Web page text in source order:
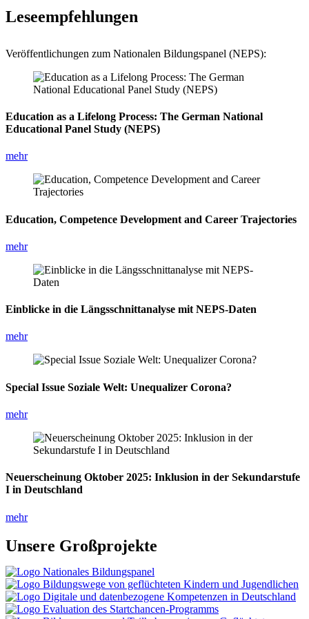
Leseempfehlungen
Veröffentlichungen zum Nationalen Bildungspanel (NEPS):
Education as a Lifelong Process: The German National
Educational Panel Study (NEPS)
mehr
Education, Competence Development and Career Trajectories
mehr
Einblicke in die Längsschnittanalyse mit NEPS-Daten
mehr
Special Issue Soziale Welt: Unequalizer Corona?
mehr
Neuerscheinung Oktober 2025: Inklusion in der Sekundarstufe
I in Deutschland
mehr
Unsere Großprojekte